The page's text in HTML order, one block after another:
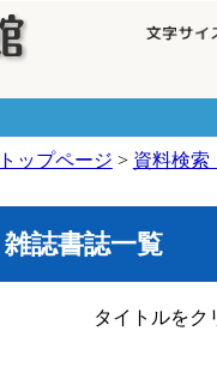
トップページ > 資料検索
雑誌書誌一覧
タイトルをク